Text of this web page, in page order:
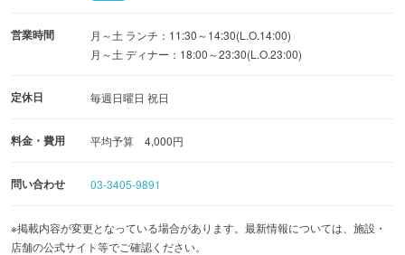
営業時間
月～土 ランチ：11:30～14:30(L.O.14:00)
月～土 ディナー：18:00～23:30(L.O.23:00)
定休日 毎週日曜日 祝日
料金・費用 平均予算 4,000円
問い合わせ 03-3405-9891
※掲載内容が変更となっている場合があります。最新情報については、施設・
店舗の公式サイト等でご確認ください。